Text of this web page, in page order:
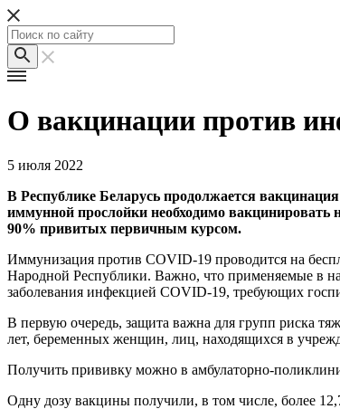
О вакцинации против
5 июля 2022
В Республике Беларусь продолжается
иммунной прослойки необходимо
90% привитых первичным курсом.
Иммунизация против COVID-19 проводится на
Народной Республики. Важно, что применяемые в
заболевания инфекцией COVID-19, требующих
В первую очередь, защита важна для групп риска
лет, беременных женщин, лиц, находящихся в
Получить прививку можно в амбулаторно-
Одну дозу вакцины получили, в том числе, более